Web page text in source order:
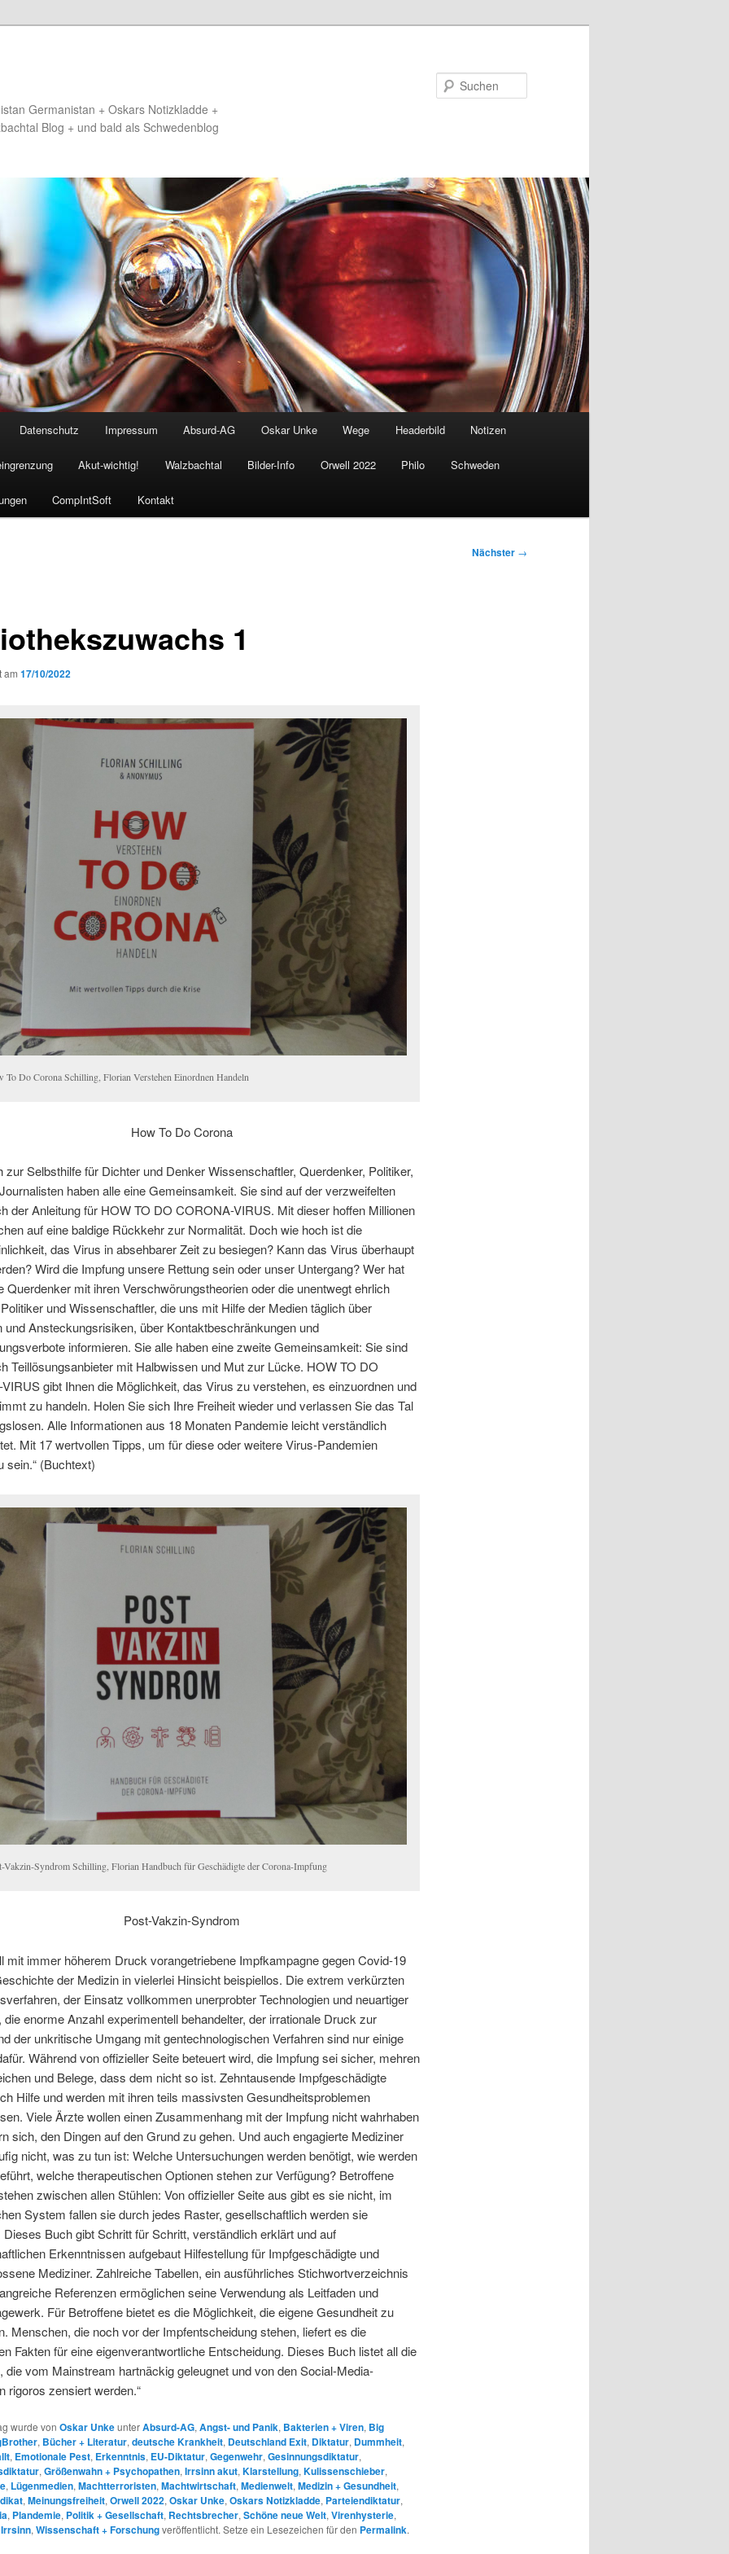
Germanistan + Oskars Notizkladde +
Blog + und bald als Schwedenblog
Datenschutz Impressum Absurd-AG Oskar Unke Wege Headerbild Notizen
Akut-wichtig! Walzbachtal Bilder-Info Orwell 2022 Philo Schweden
CompIntSoft Kontakt
Nächster →
1
am 17/10/2022
To Do Corona Schilling, Florian Verstehen Einordnen Handeln
How To Do Corona
zur Selbsthilfe für Dichter und Denker Wissenschaftler, Querdenker, Politiker,
haben alle eine Gemeinsamkeit. Sie sind auf der verzweifelten
der Anleitung für HOW TO DO CORONA-VIRUS. Mit dieser hoffen Millionen
auf eine baldige Rückkehr zur Normalität. Doch wie hoch ist die
das Virus in absehbarer Zeit zu besiegen? Kann das Virus überhaupt
Wird die Impfung unsere Rettung sein oder unser Untergang? Wer hat
Querdenker mit ihren Verschwörungstheorien oder die unentwegt ehrlich
und Wissenschaftler, die uns mit Hilfe der Medien täglich über
und Ansteckungsrisiken, über Kontaktbeschränkungen und
informieren. Sie alle haben eine zweite Gemeinsamkeit: Sie sind
Teillösungsanbieter mit Halbwissen und Mut zur Lücke. HOW TO DO
gibt Ihnen die Möglichkeit, das Virus zu verstehen, es einzuordnen und
zu handeln. Holen Sie sich Ihre Freiheit wieder und verlassen Sie das Tal
Alle Informationen aus 18 Monaten Pandemie leicht verständlich
Mit 17 wertvollen Tipps, um für diese oder weitere Virus-Pandemien
sein.“ (Buchtext)
Vakzin-Syndrom Schilling, Florian Handbuch für Geschädigte der Corona-Impfung
Post-Vakzin-Syndrom
mit immer höherem Druck vorangetriebene Impfkampagne gegen Covid-19
der Medizin in vielerlei Hinsicht beispiellos. Die extrem verkürzten
der Einsatz vollkommen unerprobter Technologien und neuartiger
enorme Anzahl experimentell behandelter, der irrationale Druck zur
der unkritische Umgang mit gentechnologischen Verfahren sind nur einige
Während von offizieller Seite beteuert wird, die Impfung sei sicher, mehren
und Belege, dass dem nicht so ist. Zehntausende Impfgeschädigte
Hilfe und werden mit ihren teils massivsten Gesundheitsproblemen
Viele Ärzte wollen einen Zusammenhang mit der Impfung nicht wahrhaben
sich, den Dingen auf den Grund zu gehen. Und auch engagierte Mediziner
nicht, was zu tun ist: Welche Untersuchungen werden benötigt, wie werden
welche therapeutischen Optionen stehen zur Verfügung? Betroffene
zwischen allen Stühlen: Von offizieller Seite aus gibt es sie nicht, im
System fallen sie durch jedes Raster, gesellschaftlich werden sie
Dieses Buch gibt Schritt für Schritt, verständlich erklärt und auf
Erkenntnissen aufgebaut Hilfestellung für Impfgeschädigte und
Mediziner. Zahlreiche Tabellen, ein ausführliches Stichwortverzeichnis
Referenzen ermöglichen seine Verwendung als Leitfaden und
Für Betroffene bietet es die Möglichkeit, die eigene Gesundheit zu
Menschen, die noch vor der Impfentscheidung stehen, liefert es die
Fakten für eine eigenverantwortliche Entscheidung. Dieses Buch listet all die
die vom Mainstream hartnäckig geleugnet und von den Social-Media-
rigoros zensiert werden.“
wurde von Oskar UnkeunterAbsurd-AG, Angst- und Panik, Bakterien + Viren, Big
, Bücher + Literatur, deutsche Krankheit, Deutschland Exit, Diktatur, Dummheit,
, Emotionale Pest, Erkenntnis, EU-Diktatur, Gegenwehr, Gesinnungsdiktatur,
, Größenwahn + Psychopathen, Irrsinn akut, Klarstellung, Kulissenschieber,
, Lügenmedien, Machtterroristen, Machtwirtschaft, Medienwelt, Medizin + Gesundheit,
, Meinungsfreiheit, Orwell 2022, Oskar Unke, Oskars Notizkladde, Parteiendiktatur,
, Plandemie, Politik + Gesellschaft, Rechtsbrecher, Schöne neue Welt, Virenhysterie,
, Wissenschaft + Forschungveröffentlicht. Setze ein Lesezeichen für den Permalink.